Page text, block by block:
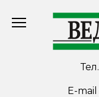
Тел.
E-mail